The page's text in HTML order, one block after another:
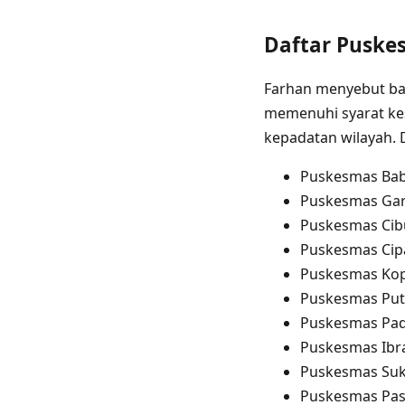
Daftar
Farhan menyebut
memenuhi syarat
kepadatan wilayah.
Puskesmas
Puskesmas
Puskesmas
Puskesmas
Puskesmas
Puskesmas
Puskesmas
Puskesmas
Puskesmas
Puskesmas